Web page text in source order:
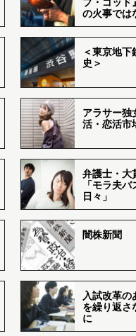
の火事では
＜東京地下
史＞
アラサー独
活・恋活市
弁護士・大
「モラ夫
日々」
闇株新聞
入試改革の
を繰り返さ
に